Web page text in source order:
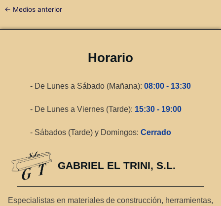
← Medios anterior
Horario
- De Lunes a Sábado (Mañana): 08:00 - 13:30
- De Lunes a Viernes (Tarde): 15:30 - 19:00
- Sábados (Tarde) y Domingos: Cerrado
GABRIEL EL TRINI, S.L.
Especialistas en materiales de construcción, herramientas,